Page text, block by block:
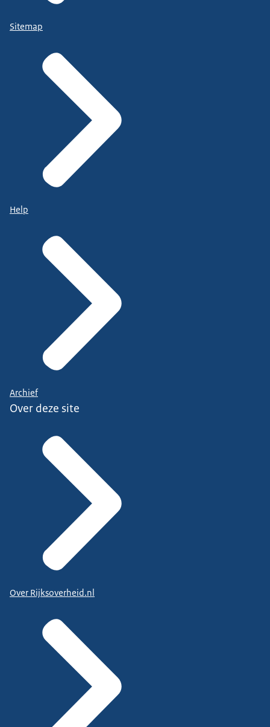
Sitemap
Help
Archief
Over deze site
Over Rijksoverheid.nl